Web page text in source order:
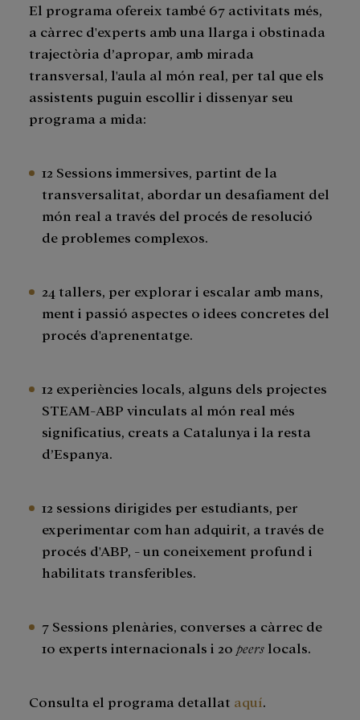
El programa ofereix també 67 activitats més,
a càrrec d'experts amb una llarga i obstinada
trajectòria d’apropar, amb mirada
transversal, l'aula al món real, per tal que els
assistents puguin escollir i dissenyar seu
programa a mida:
12 Sessions immersives, partint de la
transversalitat, abordar un desafiament del
món real a través del procés de resolució
de problemes complexos.
24 tallers, per explorar i escalar amb mans,
ment i passió aspectes o idees concretes del
procés d'aprenentatge.
12 experiències locals, alguns dels projectes
STEAM-ABP vinculats al món real més
significatius, creats a Catalunya i la resta
d’Espanya.
12 sessions dirigides per estudiants, per
experimentar com han adquirit, a través de
procés d'ABP, - un coneixement profund i
habilitats transferibles.
7 Sessions plenàries, converses a càrrec de
10 experts internacionals i 20 peers locals.
Consulta el programa detallat aquí.